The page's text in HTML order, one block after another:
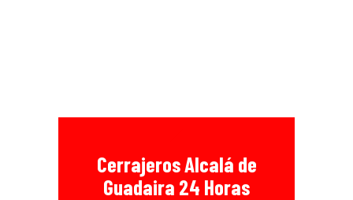
Cerrajeros Alcalá de
Guadaira 24 Horas